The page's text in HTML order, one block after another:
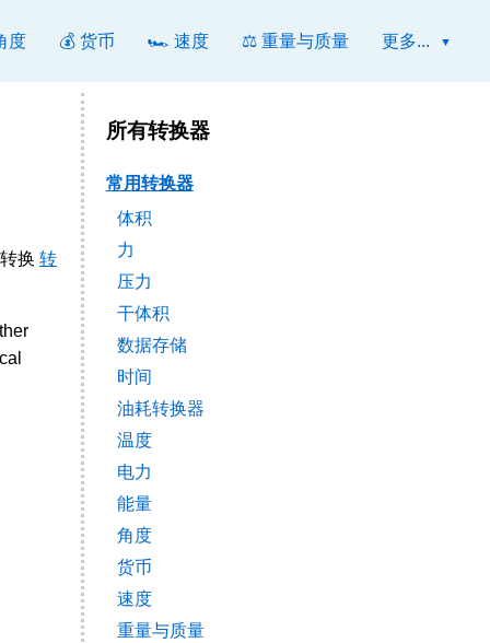
度 💰 货币 🏎️ 速度 ⚖️ 重量与质量 更多...
换 转
所有转换器
常用转换器
体积
力
压力
干体积
数据存储
时间
油耗转换器
温度
电力
能量
角度
货币
速度
重量与质量